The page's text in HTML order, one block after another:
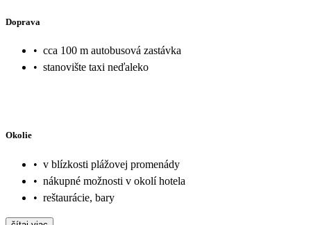
Doprava
• cca 100 m autobusová zastávka
• stanovište taxi neďaleko
Okolie
• v blízkosti plážovej promenády
• nákupné možnosti v okolí hotela
• reštaurácie, bary